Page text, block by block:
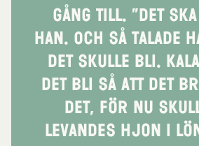
gång till. ”Det
han. Och så talade
det skulle bli.
det bli så att det
det, för nu
levandes hjon i